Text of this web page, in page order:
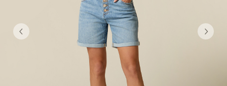
Precedente